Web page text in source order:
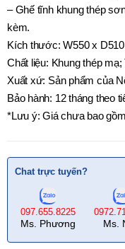
– Ghế tĩnh khung thép
kèm.
Kích thước: W550 x
Chất liệu: Khung thép
Xuất xứ: Sản phẩm của
Bảo hành: 12 tháng theo
*Lưu ý: Giá chưa bao
Chat trực tuyến?
097.655.8225
Ms. Phương Ms.